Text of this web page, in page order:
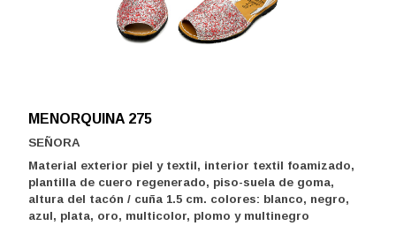
MENORQUINA 275
SEÑORA
Material exterior piel y textil, interior textil foamizado,
plantilla de cuero regenerado, piso-suela de goma,
altura del tacón / cuña 1.5 cm. colores: blanco, negro,
azul, plata, oro, multicolor, plomo y multinegro